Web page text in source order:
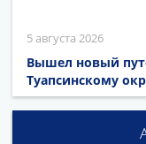
5 августа 2026
Вышел новый
Туапсинскому